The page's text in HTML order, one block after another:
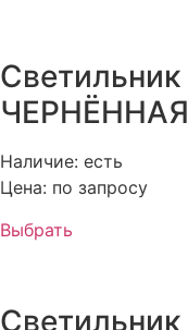
Наличие: есть
Цена: по запросу
Выбрать